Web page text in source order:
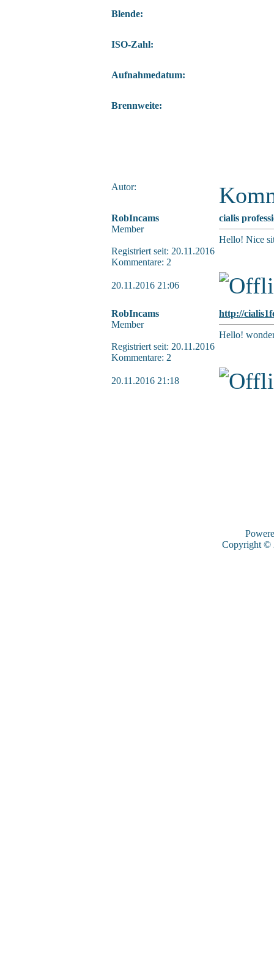
Blende:
ISO-Zahl:
Aufnahmedatum:
Brennweite:
Autor:
RobIncams
Member
Registriert seit: 20.11.2016
Kommentare: 2
cialis
Hello! Nice
20.11.2016 21:06
RobIncams
Member
Registriert seit: 20.11.2016
Kommentare: 2
http://
Hello!
20.11.2016 21:18
Copyright ©